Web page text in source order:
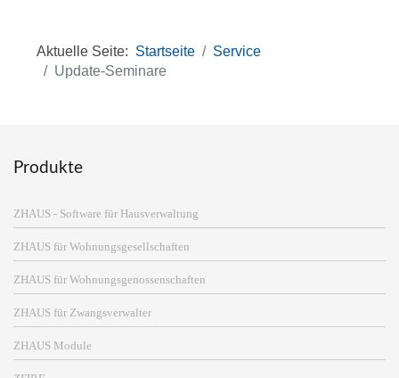
Aktuelle Seite: Startseite
Service
Update-Seminare
Produkte
ZHAUS - Software für Hausverwaltung
ZHAUS für Wohnungsgesellschaften
ZHAUS für Wohnungsgenossenschaften
ZHAUS für Zwangsverwalter
ZHAUS Module